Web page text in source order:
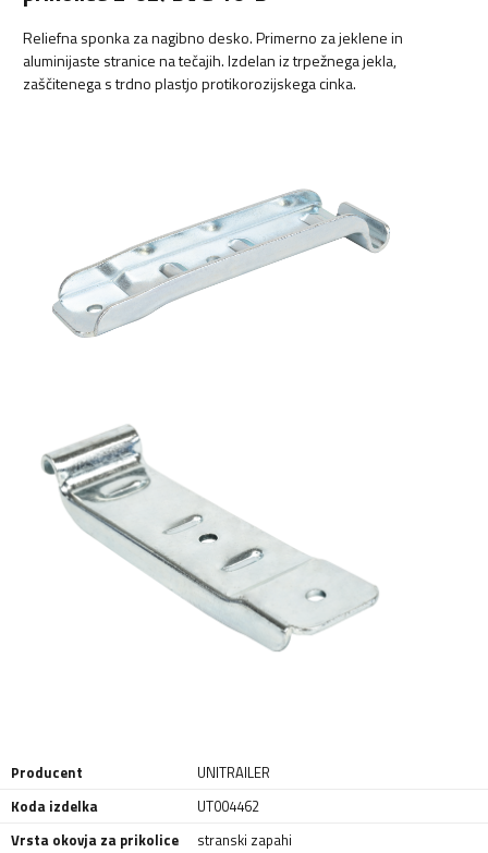
Reliefna sponka za nagibno desko. Primerno za jeklene in
aluminijaste stranice na tečajih. Izdelan iz trpežnega jekla,
zaščitenega s trdno plastjo protikorozijskega cinka.
Producent
UNITRAILER
Koda izdelka
UT004462
Vrsta okovja za prikolice
stranski zapahi